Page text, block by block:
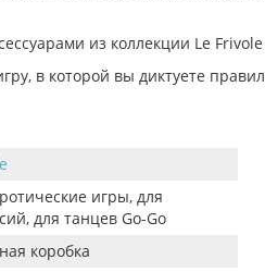
из коллекции Le
в которой вы диктуете
игры, для
для танцев Go-Go
коробка